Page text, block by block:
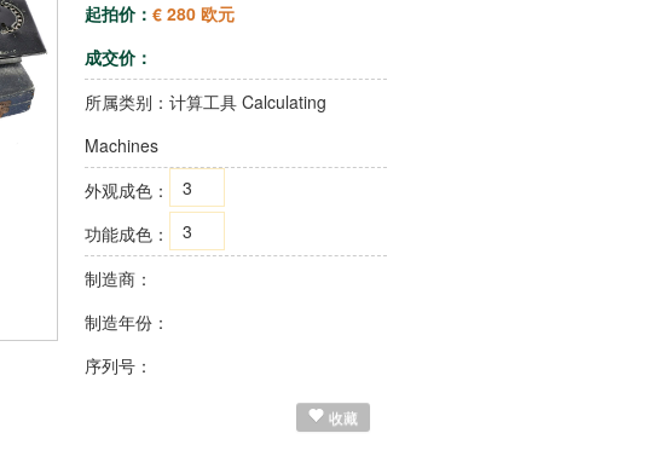
起拍价： € 280 欧元
成交价：
所属类别： 计算工具 Calculating
Machines
外观成色：
3
功能成色：
3
制造商：
制造年份：
序列号：
收藏